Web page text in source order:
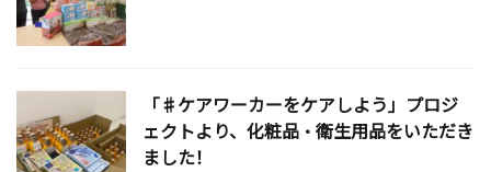
「♯ケアワーカーをケアしよう」プロジ
ェクトより、化粧品・衛生用品をいただき
ました！